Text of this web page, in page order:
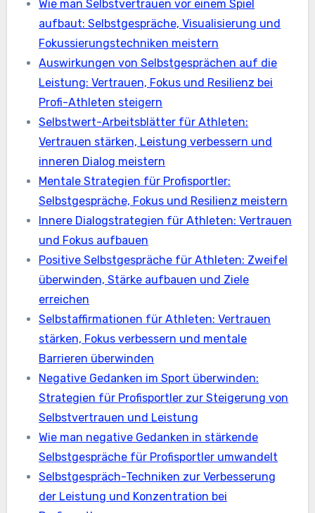
Wie man Selbstvertrauen vor einem Spiel
aufbaut: Selbstgespräche, Visualisierung und
Fokussierungstechniken meistern
Auswirkungen von Selbstgesprächen auf die
Leistung: Vertrauen, Fokus und Resilienz bei
Profi-Athleten steigern
Selbstwert-Arbeitsblätter für Athleten:
Vertrauen stärken, Leistung verbessern und
inneren Dialog meistern
Mentale Strategien für Profisportler:
Selbstgespräche, Fokus und Resilienz meistern
Innere Dialogstrategien für Athleten: Vertrauen
und Fokus aufbauen
Positive Selbstgespräche für Athleten: Zweifel
überwinden, Stärke aufbauen und Ziele
erreichen
Selbstaffirmationen für Athleten: Vertrauen
stärken, Fokus verbessern und mentale
Barrieren überwinden
Negative Gedanken im Sport überwinden:
Strategien für Profisportler zur Steigerung von
Selbstvertrauen und Leistung
Wie man negative Gedanken in stärkende
Selbstgespräche für Profisportler umwandelt
Selbstgespräch-Techniken zur Verbesserung
der Leistung und Konzentration bei